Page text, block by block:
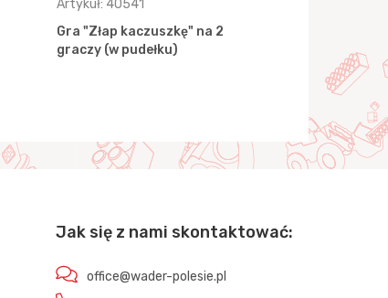
Artykuł: 40541
Gra "Złap kaczuszkę" na 2
graczy (w pudełku)
graczy (w
Jak się z nami skontaktować:
office@wader-polesie.pl